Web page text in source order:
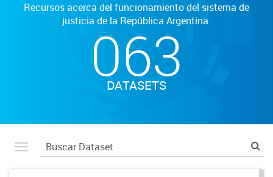
Recursos acerca del funcionamiento del sistema de
justicia de la República Argentina.
063
DATASETS